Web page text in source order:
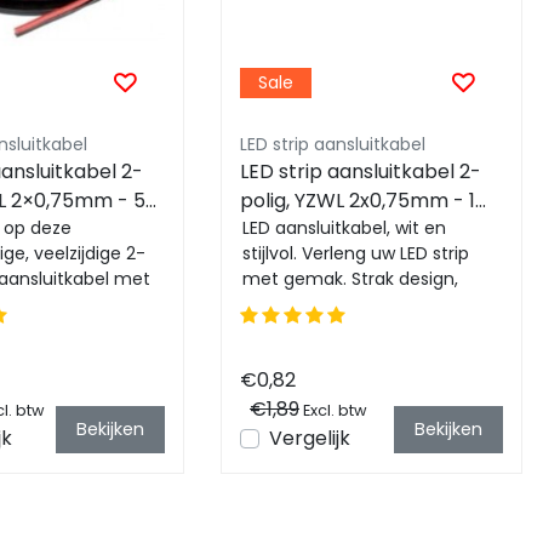
2-
2×0,75mm - 50
rood
deze
veelzijdige 2-
met
50 meter! De
btw
Bekijken
Sale
LED strip aansluitkabel
LED strip aansluitkabel 2-
polig, YZWL 2x0,75mm - 1
meter - Wit
LED aansluitkabel, wit en
stijlvol. Verleng uw LED strip
met gemak. Strak design,
naadloze integratie. Eenvoudig
aan te ...
€0,82
€1,89Excl. btw
Vergelijk Bekijken